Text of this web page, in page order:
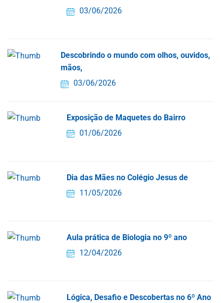
03/06/2026
Descobrindo o mundo com olhos, ouvidos,
mãos,
03/06/2026
Exposição de Maquetes do Bairro
01/06/2026
Dia das Mães no Colégio Jesus de
11/05/2026
Aula prática de Biologia no 9º ano
12/04/2026
Lógica, Desafio e Descobertas no 6º Ano